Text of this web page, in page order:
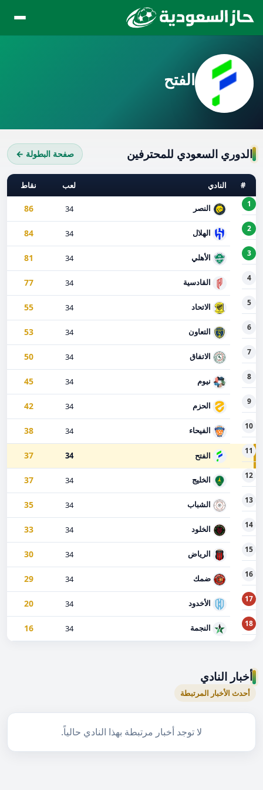
الفتح
الدوري السعودي للمحترفين صفحة البطولة ←
# النادي لعب نقاط
1 النصر 34
86
2 الهلال 34
84
3 الأهلي 34
81
4 القادسية 34
77
5 الاتحاد 34
55
6 التعاون 34
53
7 الاتفاق 34
50
8 نيوم 34
45
9 الحزم 34
42
10 الفيحاء 34
38
11 الفتح 34
37
12 الخليج 34
37
13 الشباب 34
35
14 الخلود 34
33
15 الرياض 34
30
16 ضمك 34
29
17 الأخدود 34
20
18 النجمة 34
16
أخبار النادي
أحدث الأخبار المرتبطة
لا توجد أخبار مرتبطة بهذا النادي حالياً.